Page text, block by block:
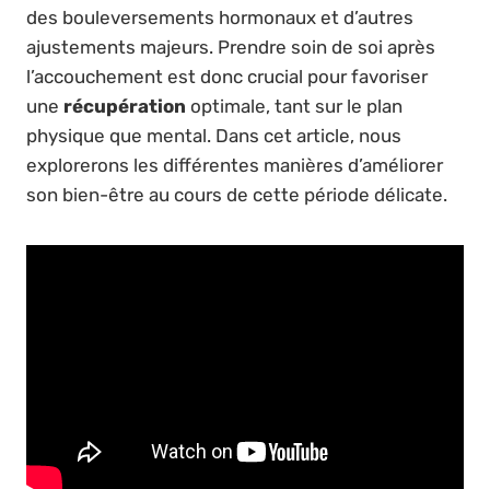
des bouleversements hormonaux et d’autres
ajustements majeurs. Prendre soin de soi après
l’accouchement est donc crucial pour favoriser
une récupération optimale, tant sur le plan
physique que mental. Dans cet article, nous
explorerons les différentes manières d’améliorer
son bien-être au cours de cette période délicate.